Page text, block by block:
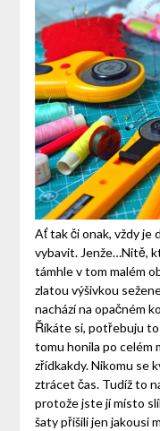
Ať tak či onak, vždy je
vybavit. Jenže…Nitě,
támhle v tom malém
zlatou výšivkou
nachází na opačném
Říkáte si, potřebuju
tomu honila po celém
zřídkakdy. Nikomu se
ztrácet čas. Tudíž to
protože jste jí místo
šaty přišili jen jakousi